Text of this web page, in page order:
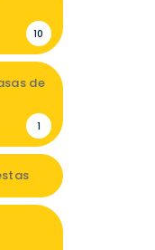
10
de
1